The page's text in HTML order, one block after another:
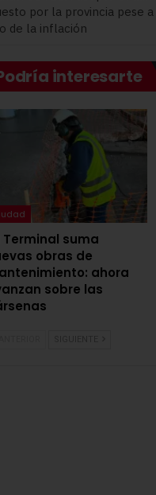
por la provincia pese
de la inflación
interesarte
Terminal suma
obras de
ahora
sobre las